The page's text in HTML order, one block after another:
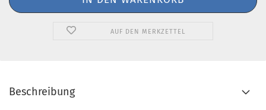
AUF DEN MERKZETTEL
Beschreibung